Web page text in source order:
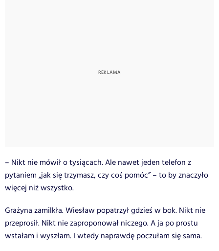
– Nikt nie mówił o tysiącach. Ale nawet jeden telefon z
pytaniem „jak się trzymasz, czy coś pomóc” – to by znaczyło
więcej niż wszystko.
Grażyna zamilkła. Wiesław popatrzył gdzieś w bok. Nikt nie
przeprosił. Nikt nie zaproponował niczego. A ja po prostu
wstałam i wyszłam. I wtedy naprawdę poczułam się sama.